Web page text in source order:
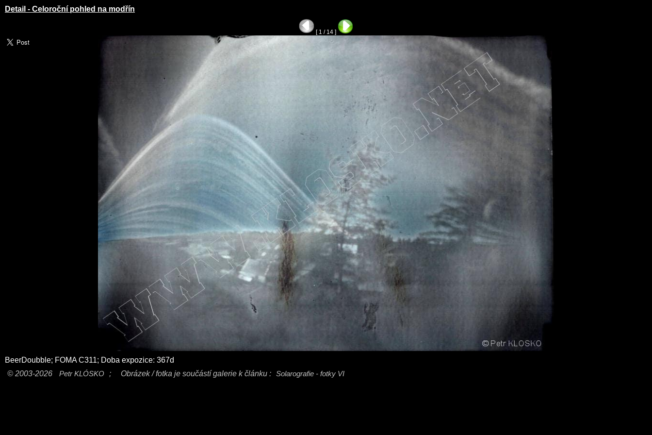
Detail - Celoroční pohled na modřín
[ 1 / 14 ]
BeerDoubble; FOMA C311; Doba expozice: 367d
© 2003-2026
Petr KLÓSKO ; Obrázek / fotka je součástí galerie k článku : Solarografie - fotky VI